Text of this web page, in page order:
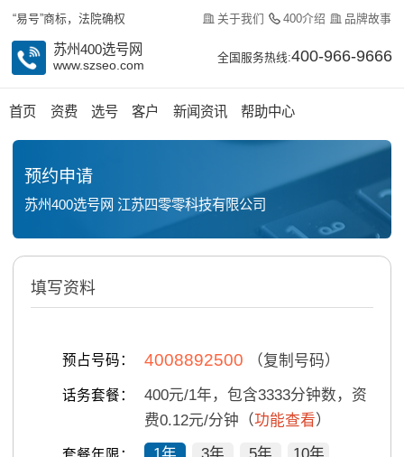
“易号”商标，法院确权 关于我们 400介绍 品牌故事
苏州400选号网
www.szseo.com
全国服务热线:400-966-9666
首页 资费 选号 客户 新闻资讯 帮助中心
预约申请
苏州400选号网 江苏四零零科技有限公司
填写资料
预占号码： 4008892500 （复制号码）
话务套餐： 400元/1年，包含3333分钟数，资
费0.12元/分钟（功能查看）